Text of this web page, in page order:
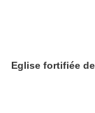
Eglise fortifiée